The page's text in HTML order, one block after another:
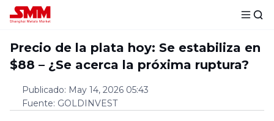
Precio de la plata hoy: Se estabiliza en
$88 – ¿Se acerca la próxima ruptura?
Publicado: May 14, 2026 05:43
Fuente: GOLDINVEST